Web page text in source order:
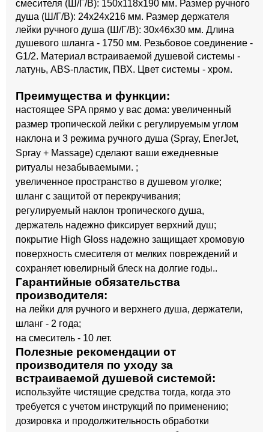
смесителя (Ш/Г/В): 150x118x190 мм. Размер ручного
душа (Ш/Г/В): 24x24x216 мм. Размер держателя
лейки ручного душа (Ш/Г/В): 30x46x30 мм. Длина
душевого шланга - 1750 мм. Резьбовое соединение -
G1/2. Материал встраиваемой душевой системы -
латунь, ABS-пластик, ПВХ. Цвет системы - хром.
Преимущества и функции:
настоящее SPA прямо у вас дома: увеличенный
размер тропической лейки с регулируемым углом
наклона и 3 режима ручного душа (Spray, EnerJet,
Spray + Massage) сделают ваши ежедневные
ритуалы незабываемыми. ;
увеличенное пространство в душевом уголке;
шланг с защитой от перекручивания;
регулируемый наклон тропического душа,
держатель надежно фиксирует верхний душ;
покрытие High Gloss надежно защищает хромовую
поверхность смесителя от мелких повреждений и
сохраняет ювелирный блеск на долгие годы..
Гарантийные обязательства
производителя:
на лейки для ручного и верхнего душа, держатели,
шланг - 2 года;
на смеситель - 10 лет.
Полезные рекомендации от
производителя по уходу за
встраиваемой душевой системой:
используйте чистящие средства тогда, когда это
требуется с учетом инструкций по применению;
дозировка и продолжительность обработки